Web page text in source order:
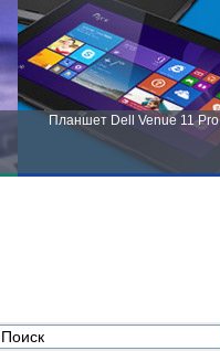
Планшет Dell Venue 11 Pro